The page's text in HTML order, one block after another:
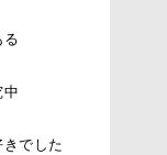
でした